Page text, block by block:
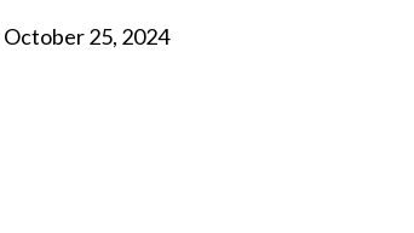
October 25, 2024